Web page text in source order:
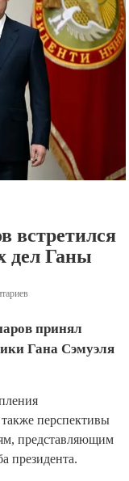
встретился
дел Ганы
принял
Гана Сэмуэля
перспективы
представляющим
президента.